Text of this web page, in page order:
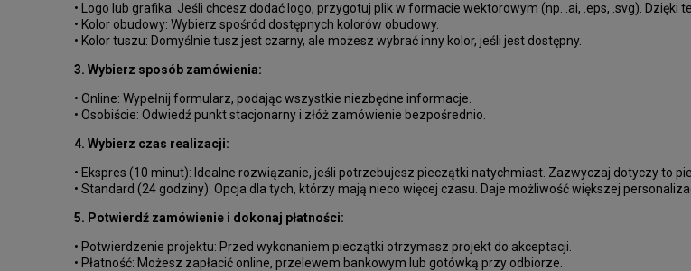
• Logo lub grafika: Jeśli chcesz dodać logo, przygotuj plik w formacie wektorowym (np. .ai, .eps, .svg). Dzięki
• Kolor obudowy: Wybierz spośród dostępnych kolorów obudowy.
• Kolor tuszu: Domyślnie tusz jest czarny, ale możesz wybrać inny kolor, jeśli jest dostępny.
3. Wybierz sposób zamówienia:
• Online: Wypełnij formularz, podając wszystkie niezbędne informacje.
• Osobiście: Odwiedź punkt stacjonarny i złóż zamówienie bezpośrednio.
4. Wybierz czas realizacji:
• Ekspres (10 minut): Idealne rozwiązanie, jeśli potrzebujesz pieczątki natychmiast. Zazwyczaj dotyczy to
• Standard (24 godziny): Opcja dla tych, którzy mają nieco więcej czasu. Daje możliwość większej
5. Potwierdź zamówienie i dokonaj płatności:
• Potwierdzenie projektu: Przed wykonaniem pieczątki otrzymasz projekt do akceptacji.
• Płatność: Możesz zapłacić online, przelewem bankowym lub gotówką przy odbiorze.